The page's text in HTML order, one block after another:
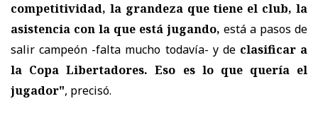
competitividad, la grandeza que tiene el club, la
asistencia con la que está jugando, está a pasos de
salir campeón -falta mucho todavía- y de clasificar a
la Copa Libertadores. Eso es lo que quería el
jugador", precisó.